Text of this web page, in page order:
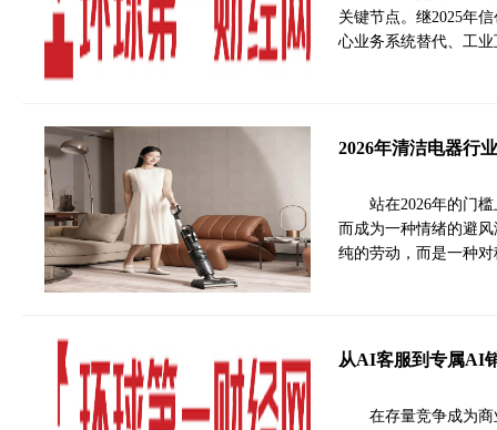
关键节点。继2025年
心业务系统替代、工
2026年清洁电器行
站在2026年的门
而成为一种情绪的避
纯的劳动，而是一种
从AI客服到专属AI
在存量竞争成为